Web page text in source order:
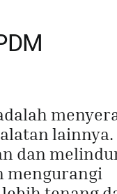
lainnya.
dan
mengurangi